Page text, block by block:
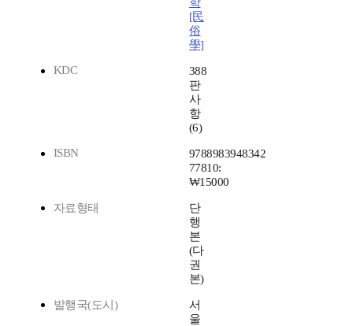
[民
俗
學]
KDC
388
판
사
항
(6)
ISBN
9788983948342
77810:
₩15000
자료형태
단
행
본
(다
권
본)
발행국(도시)
서
울